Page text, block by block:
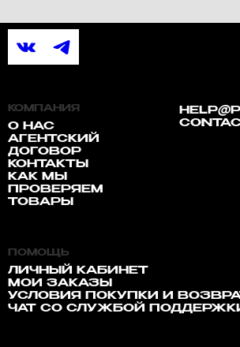
КОМПАНИЯ
О НАС
АГЕНТСКИЙ
ДОГОВОР
КОНТАКТЫ
КАК МЫ
ПРОВЕРЯЕМ
ТОВАРЫ
ПОМОЩЬ
ЛИЧНЫЙ КАБИНЕТ
МОИ ЗАКАЗЫ
УСЛОВИЯ ПОКУПКИ И
ЧАТ СО СЛУЖБОЙ